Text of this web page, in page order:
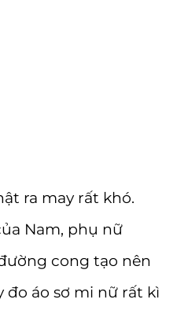
ra may rất khó.
Nam, phụ nữ
cong tạo nên
đo áo sơ mi nữ rất kì